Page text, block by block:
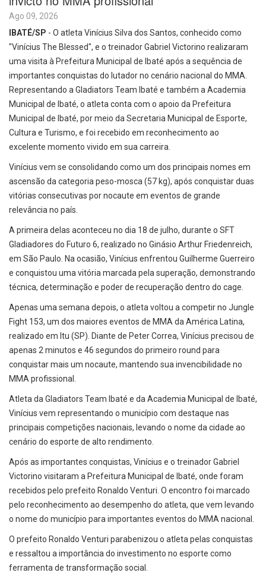
Ago 09, 2026
IBATÉ/SP - O atleta Vinícius Silva dos Santos, conhecido como
"Vinícius The Blessed", e o treinador Gabriel Victorino realizaram
uma visita à Prefeitura Municipal de Ibaté após a sequência de
importantes conquistas do lutador no cenário nacional do MMA.
Representando a Gladiators Team Ibaté e também a Academia
Municipal de Ibaté, o atleta conta com o apoio da Prefeitura
Municipal de Ibaté, por meio da Secretaria Municipal de Esporte,
Cultura e Turismo, e foi recebido em reconhecimento ao
excelente momento vivido em sua carreira.
Vinícius vem se consolidando como um dos principais nomes em
ascensão da categoria peso-mosca (57 kg), após conquistar duas
vitórias consecutivas por nocaute em eventos de grande
relevância no país.
A primeira delas aconteceu no dia 18 de julho, durante o SFT
Gladiadores do Futuro 6, realizado no Ginásio Arthur Friedenreich,
em São Paulo. Na ocasião, Vinícius enfrentou Guilherme Guerreiro
e conquistou uma vitória marcada pela superação, demonstrando
técnica, determinação e poder de recuperação dentro do cage.
Apenas uma semana depois, o atleta voltou a competir no Jungle
Fight 153, um dos maiores eventos de MMA da América Latina,
realizado em Itu (SP). Diante de Peter Correa, Vinícius precisou de
apenas 2 minutos e 46 segundos do primeiro round para
conquistar mais um nocaute, mantendo sua invencibilidade no
MMA profissional.
Atleta da Gladiators Team Ibaté e da Academia Municipal de Ibaté,
Vinícius vem representando o município com destaque nas
principais competições nacionais, levando o nome da cidade ao
cenário do esporte de alto rendimento.
Após as importantes conquistas, Vinícius e o treinador Gabriel
Victorino visitaram a Prefeitura Municipal de Ibaté, onde foram
recebidos pelo prefeito Ronaldo Venturi. O encontro foi marcado
pelo reconhecimento ao desempenho do atleta, que vem levando
o nome do município para importantes eventos do MMA nacional.
O prefeito Ronaldo Venturi parabenizou o atleta pelas conquistas
e ressaltou a importância do investimento no esporte como
ferramenta de transformação social.